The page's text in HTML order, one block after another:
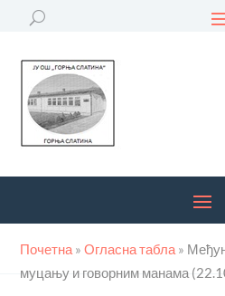
Почетна »Огласна табла »
муцању и говорним манама